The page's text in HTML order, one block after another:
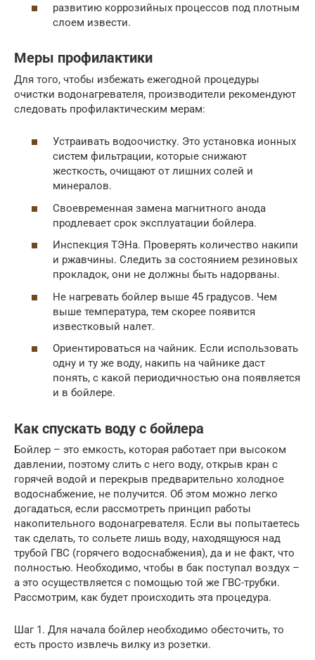
развитию коррозийных процессов под плотным
слоем извести.
Меры профилактики
Для того, чтобы избежать ежегодной процедуры
очистки водонагревателя, производители рекомендуют
следовать профилактическим мерам:
Устраивать водоочистку. Это установка ионных
систем фильтрации, которые снижают
жесткость, очищают от лишних солей и
минералов.
Своевременная замена магнитного анода
продлевает срок эксплуатации бойлера.
Инспекция ТЭНа. Проверять количество накипи
и ржавчины. Следить за состоянием резиновых
прокладок, они не должны быть надорваны.
Не нагревать бойлер выше 45 градусов. Чем
выше температура, тем скорее появится
известковый налет.
Ориентироваться на чайник. Если использовать
одну и ту же воду, накипь на чайнике даст
понять, с какой периодичностью она появляется
и в бойлере.
Как спускать воду с бойлера
Бойлер – это емкость, которая работает при высоком
давлении, поэтому слить с него воду, открыв кран с
горячей водой и перекрыв предварительно холодное
водоснабжение, не получится. Об этом можно легко
догадаться, если рассмотреть принцип работы
накопительного водонагревателя. Если вы попытаетесь
так сделать, то сольете лишь воду, находящуюся над
трубой ГВС (горячего водоснабжения), да и не факт, что
полностью. Необходимо, чтобы в бак поступал воздух –
а это осуществляется с помощью той же ГВС-трубки.
Рассмотрим, как будет происходить эта процедура.
Шаг 1. Для начала бойлер необходимо обесточить, то
есть просто извлечь вилку из розетки.